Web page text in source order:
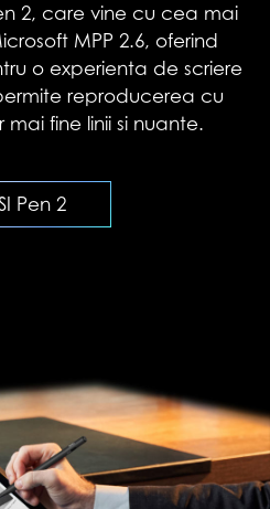
2, care vine cu cea mai
MPP 2.6, oferind
o experienta de scriere
reproducerea cu
fine linii si nuante.
Pen 2